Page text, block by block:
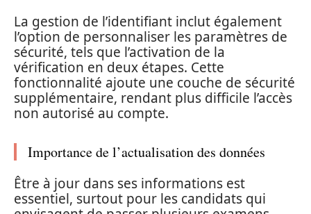
La gestion de l’identifiant inclut également
l’option de personnaliser les paramètres de
sécurité, tels que l’activation de la
vérification en deux étapes. Cette
fonctionnalité ajoute une couche de sécurité
supplémentaire, rendant plus difficile l’accès
non autorisé au compte.
Importance de l’actualisation des données
Être à jour dans ses informations est
essentiel, surtout pour les candidats qui